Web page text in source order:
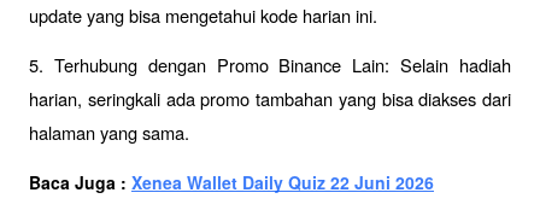
update yang bisa mengetahui kode harian ini.
5. Terhubung dengan Promo Binance Lain: Selain hadiah
harian, seringkali ada promo tambahan yang bisa diakses dari
halaman yang sama.
Baca Juga : Xenea Wallet Daily Quiz 22 Juni 2026